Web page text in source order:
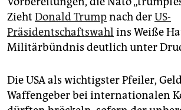
Zieht Donald Trumpnach derUS-
Präsidentschaftswahl ins Weiße
Militärbündnis deutlich unter
Die USA als wichtigster Pfeiler,
Waffengeber bei internationalen